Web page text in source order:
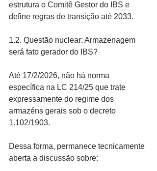
estrutura o Comitê Gestor do IBS e
define regras de transição até 2033.
1.2. Questão nuclear: Armazenagem
será fato gerador do IBS?
Até 17/2/2026, não há norma
específica na LC 214/25 que trate
expressamente do regime dos
armazéns gerais sob o decreto
1.102/1903.
Dessa forma, permanece tecnicamente
aberta a discussão sobre: